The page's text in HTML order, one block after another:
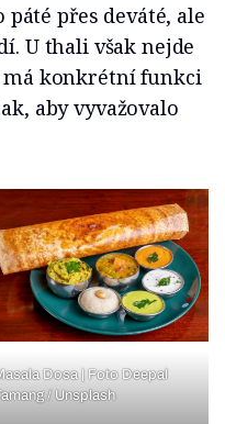
přes deváté, ale
U thali však nejde
má konkrétní funkci
aby vyvažovalo
Dosa | Foto Deepal
/ Unsplash